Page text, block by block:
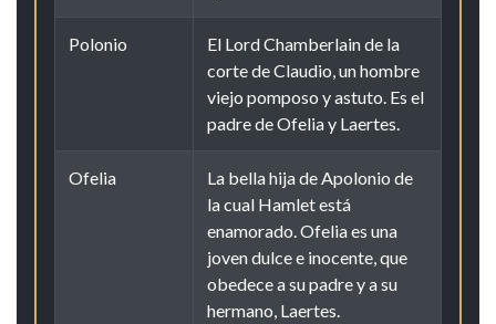
Polonio
El Lord Chamberlain de la
corte de Claudio, un hombre
viejo pomposo y astuto. Es el
padre de Ofelia y Laertes.
Ofelia
La bella hija de Apolonio de
la cual Hamlet está
enamorado. Ofelia es una
joven dulce e inocente, que
obedece a su padre y a su
hermano, Laertes.